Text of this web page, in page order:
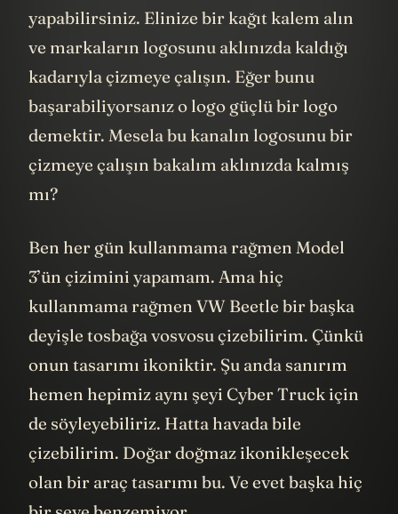
Hatta bunun için şöyle bir test
yapabilirsiniz. Elinize bir kağıt kalem alın
ve markaların logosunu aklınızda kaldığı
kadarıyla çizmeye çalışın. Eğer bunu
başarabiliyorsanız o logo güçlü bir logo
demektir. Mesela bu kanalın logosunu bir
çizmeye çalışın bakalım aklınızda kalmış
Ben her gün kullanmama rağmen Model
3’ün çizimini yapamam. Ama hiç
kullanmama rağmen VW Beetle bir başka
deyişle tosbağa vosvosu çizebilirim. Çünkü
onun tasarımı ikoniktir. Şu anda sanırım
hemen hepimiz aynı şeyi Cyber Truck için
de söyleyebiliriz. Hatta havada bile
çizebilirim. Doğar doğmaz ikonikleşecek